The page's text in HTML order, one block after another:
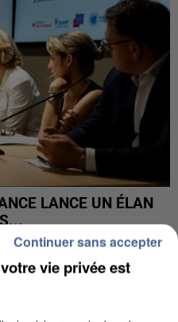
LANCE UN ÉLAN
vie privée est
Continuer sans accepter